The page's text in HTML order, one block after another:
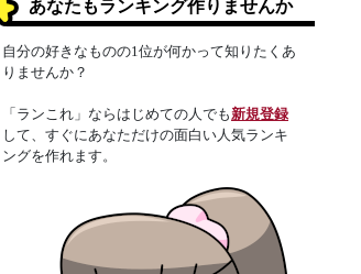
あなたもランキング作りませんか
自分の好きなものの1位が何かって知りたくあ
りませんか？
「ランこれ」ならはじめての人でも新規登録
して、すぐにあなただけの面白い人気ランキ
ングを作れます。